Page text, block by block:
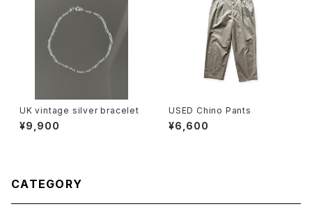
UK vintage silver bracelet
¥9,900
USED Chino Pants
¥6,600
CATEGORY